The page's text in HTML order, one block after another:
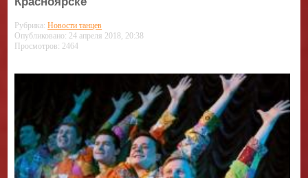
Рубрика:Новости танцев
Опубликовано: 24 апреля 2018, 20:38
Просмотров: 2464